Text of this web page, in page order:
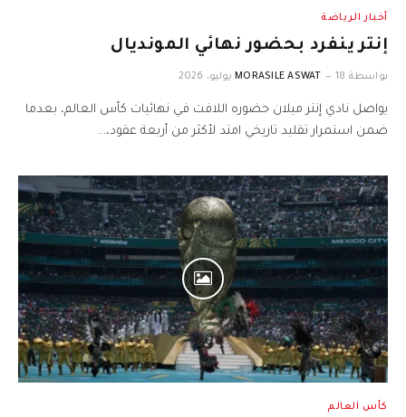
أخبار الرياضة
إنتر ينفرد بحضور نهائي المونديال
بواسطة MORASILE ASWAT 18 يوليو، 2026
يواصل نادي إنتر ميلان حضوره اللافت في نهائيات كأس العالم، بعدما
ضمن استمرار تقليد تاريخي امتد لأكثر من أربعة عقود،…
كأس العالم